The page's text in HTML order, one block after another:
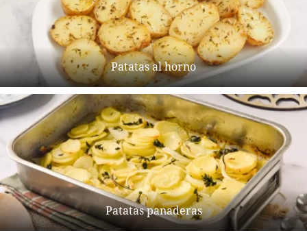
Patatas al horno
Patatas panaderas